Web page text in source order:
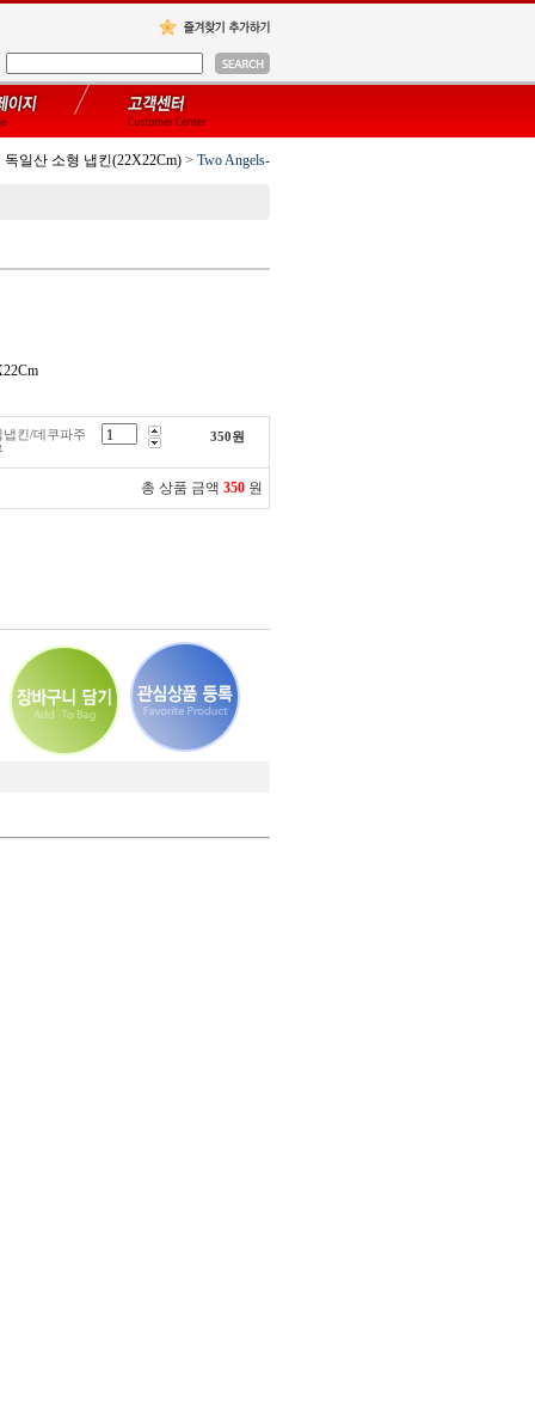
독일산 소형 냅킨(22X22Cm) > Two Angels-
냅킨/데쿠파주
350원
총 상품 금액 350 원